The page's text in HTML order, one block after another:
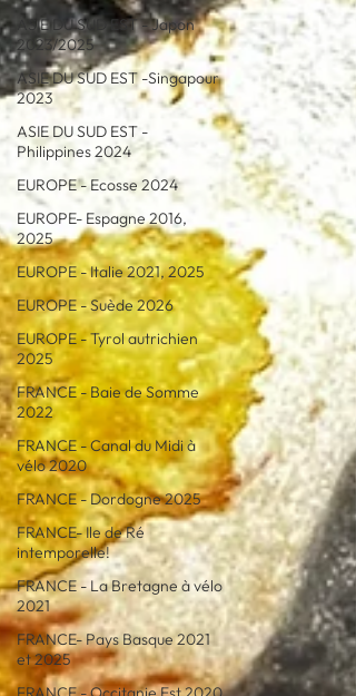
ASIE DU SUD EST - Japon
2023/2025
ASIE DU SUD EST -Singapour
2023
ASIE DU SUD EST -
Philippines 2024
EUROPE - Ecosse 2024
EUROPE- Espagne 2016,
2025
EUROPE - Italie 2021, 2025
EUROPE - Suède 2026
EUROPE - Tyrol autrichien
2025
FRANCE - Baie de Somme
2022
FRANCE - Canal du Midi à
vélo 2020
FRANCE - Dordogne 2025
FRANCE- Ile de Ré
intemporelle!
FRANCE - La Bretagne à vélo
2021
FRANCE- Pays Basque 2021
et 2025